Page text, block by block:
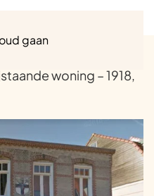
gaan
woning – 1918,